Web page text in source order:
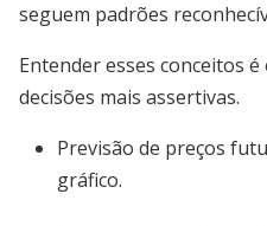
seguem padrões
Entender esses conceitos
decisões mais assertivas.
Previsão de preços
gráfico.